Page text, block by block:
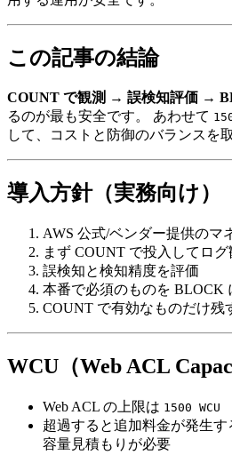
この記事の結論
COUNT で観測 → 誤検知評価 →
るのが最も安全です。 あわせて
して、コストと防御のバランスを
導入方針（実務向け）
AWS 公式/ベンダー提供のマ
まず COUNT で投入してログ
誤検知と検知精度を評価
本番で必須のものを BLOCK
COUNT で有効なものだけ残
WCU（Web ACL
Web ACL の上限は 1500 WCU
超過すると追加料金が発生
容量見積もりが必要